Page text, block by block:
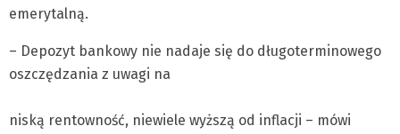
emerytalną.
– Depozyt bankowy nie nadaje się do długoterminowego
oszczędzania z uwagi na
niską rentowność, niewiele wyższą od inflacji – mówi